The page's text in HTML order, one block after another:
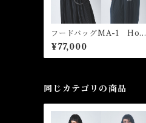
フードバッグMA-1 Hood
ed Bag MA-1
¥77,000
同じカテゴリの商品